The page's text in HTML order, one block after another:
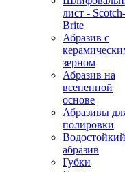
лист - Scotch-
Brite
Абразив с
зерном
Абразив на
всепенной
основе
Абразивы
полировки
Водостойкий
абразив
Губки